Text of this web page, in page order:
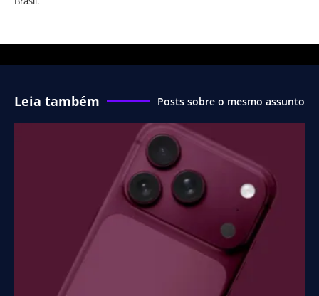
Leia também Posts sobre o mesmo assunto